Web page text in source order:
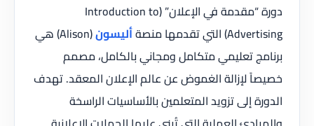
دورة “مقدمة في الإعلان” (Introduction to
Advertising) التي تقدمها منصة
أليسون
(Alison) هي
برنامج تعليمي متكامل ومجاني بالكامل، مصمم
خصيصاً لإزالة الغموض عن عالم الإعلان المعقد. تهدف
الدورة إلى تزويد المتعلمين بالأساسيات الراسخة